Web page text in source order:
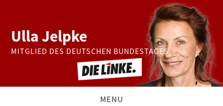
Ulla Jelpke
MITGLIED DES DEUTSCHEN BUNDESTAGES
MENU